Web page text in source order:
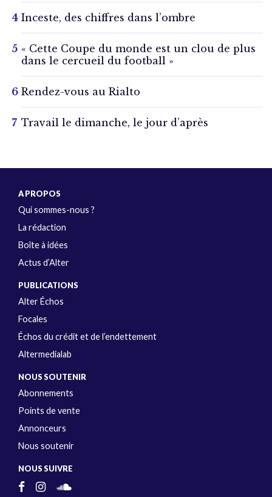
Inceste, des chiffres dans l’ombre
« Cette Coupe du monde est un clou de plus
dans le cercueil du football »
Rendez-vous au Rialto
Travail le dimanche, le jour d’après
A PROPOS
Qui sommes-nous ?
La rédaction
Boîte à idées
Actus d’Alter
PUBLICATIONS
Alter Échos
Focales
Échos du crédit et de l’endettement
Altermedialab
NOUS SOUTENIR
Abonnements
Points de vente
Annonceurs
Nous soutenir
NOUS SUIVRE